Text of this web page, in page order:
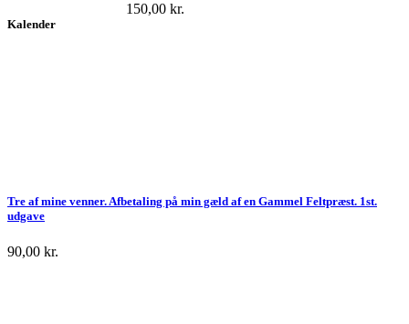
150,00 kr.
Tre af mine venner. Afbetaling på min gæld af en Gammel Feltpræst. 1st.
udgave
90,00 kr.
Kalender